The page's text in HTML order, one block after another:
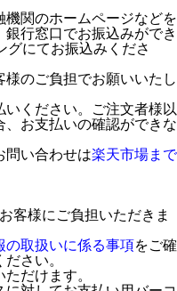
関のホームページなどを
行窓口でお振込みができ
グにてお振込みくださ
のご負担でお願いいたし
ください。ご注文者様以
お支払いの確認ができな
問い合わせは楽天市場まで
客様にご負担いただきま
の取扱いに係る事項をご確
さい。
だけます。